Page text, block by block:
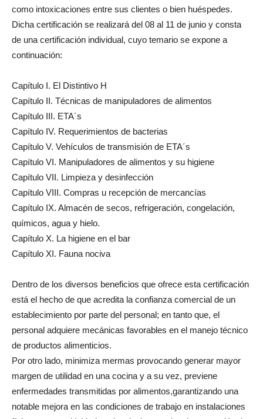
como intoxicaciones entre sus clientes o bien huéspedes.
Dicha certificación se realizará del 08 al 11 de junio y consta
de una certificación individual, cuyo temario se expone a
continuación:
Capítulo I. El Distintivo H
Capítulo II. Técnicas de manipuladores de alimentos
Capítulo III. ETA´s
Capítulo IV. Requerimientos de bacterias
Capítulo V. Vehículos de transmisión de ETA´s
Capítulo VI. Manipuladores de alimentos y su higiene
Capítulo VII. Limpieza y desinfección
Capítulo VIII. Compras u recepción de mercancías
Capítulo IX. Almacén de secos, refrigeración, congelación,
químicos, agua y hielo.
Capítulo X. La higiene en el bar
Capítulo XI. Fauna nociva
Dentro de los diversos beneficios que ofrece esta certificación
está el hecho de que acredita la confianza comercial de un
establecimiento por parte del personal; en tanto que, el
personal adquiere mecánicas favorables en el manejo técnico
de productos alimenticios.
Por otro lado, minimiza mermas provocando generar mayor
margen de utilidad en una cocina y a su vez, previene
enfermedades transmitidas por alimentos,garantizando una
notable mejora en las condiciones de trabajo en instalaciones